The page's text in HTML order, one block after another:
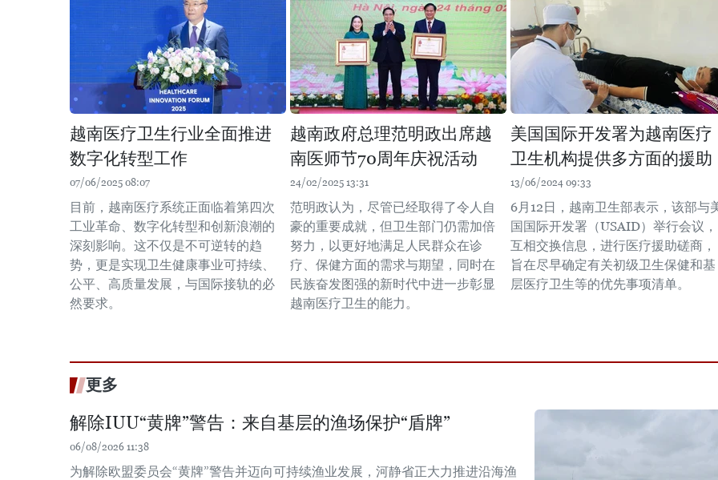
越南医疗卫生行业全面推进
数字化转型工作
07/06/2025 08:07
目前，越南医疗系统正面临着第四次
工业革命、数字化转型和创新浪潮的
深刻影响。这不仅是不可逆转的趋
势，更是实现卫生健康事业可持续、
公平、高质量发展，与国际接轨的必
然要求。
越南政府总理范明政出席越
南医师节70周年庆祝活动
24/02/2025 13:31
范明政认为，尽管已经取得了令人自
豪的重要成就，但卫生部门仍需加倍
努力，以更好地满足人民群众在诊
疗、保健方面的需求与期望，同时在
民族奋发图强的新时代中进一步彰显
越南医疗卫生的能力。
美国国际开发署为越南医疗
卫生机构提供多方面的援助
13/06/2024 09:33
6月12日，越南卫生部表示，该部与
国国际开发署（USAID）举行会议，
互相交换信息，进行医疗援助磋商，
旨在尽早确定有关初级卫生保健和基
层医疗卫生等的优先事项清单。
更多
解除IUU“黄牌”警告：来自基层的渔场保护“盾牌”
06/08/2026 11:38
为解除欧盟委员会“黄牌”警告并迈向可持续渔业发展，河静省正大力推进沿海渔